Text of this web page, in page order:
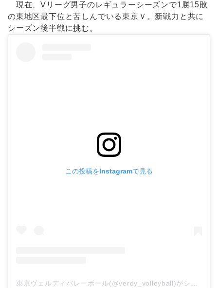
現在、Vリーグ男子のレギュラーシーズンで1勝15敗
の東地区最下位と苦しんでいる東京Ｖ。新戦力と共に
シーズン後半戦に挑む。
この投稿をInstagramで見る
東京ヴェルディバレーボール(@verdy_volleyball)がシェアした投稿